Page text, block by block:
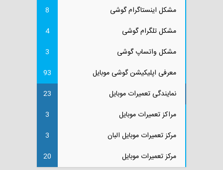
مشکل اینستاگرام گوشی
8
مشکل تلگرام گوشی
4
مشکل واتساپ گوشی
3
معرفی اپلیکیشن گوشی موبایل
93
نمایندگی تعمیرات موبایل
23
مراکز تعمیرات موبایل
3
مرکز تعمیرات موبایل البان
3
مرکز تعمیرات موبایل
20